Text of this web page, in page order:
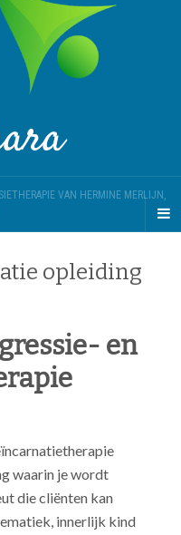
VAN HERMINE MERLIJN,
opleiding
en
waarin je wordt
die cliënten kan
innerlijk kind